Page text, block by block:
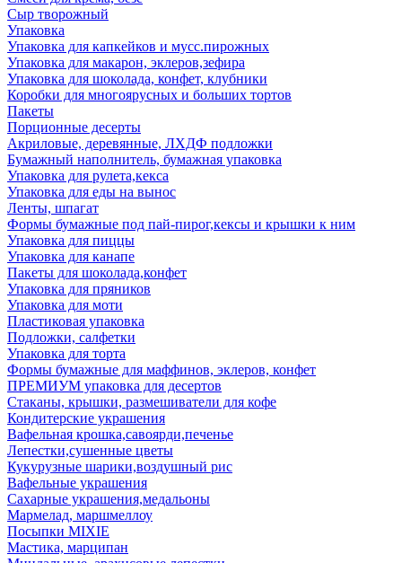
Сыр творожный
Упаковка
Упаковка для капкейков и мусс.пирожных
Упаковка для макарон, эклеров,зефира
Упаковка для шоколада, конфет, клубники
Коробки для многоярусных и больших тортов
Пакеты
Порционные десерты
Акриловые, деревянные, ЛХДФ подложки
Бумажный наполнитель, бумажная упаковка
Упаковка для рулета,кекса
Упаковка для еды на вынос
Ленты, шпагат
Формы бумажные под пай-пирог,кексы и крышки к ним
Упаковка для пиццы
Упаковка для канапе
Пакеты для шоколада,конфет
Упаковка для пряников
Упаковка для моти
Пластиковая упаковка
Подложки, салфетки
Упаковка для торта
Формы бумажные для маффинов, эклеров, конфет
ПРЕМИУМ упаковка для десертов
Стаканы, крышки, размешиватели для кофе
Кондитерские украшения
Вафельная крошка,савоярди,печенье
Лепестки,сушенные цветы
Кукурузные шарики,воздушный рис
Вафельные украшения
Сахарные украшения,медальоны
Мармелад, маршмеллоу
Посыпки MIXIE
Мастика, марципан